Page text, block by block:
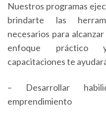
Nuestros programas
brindarte las
necesarios para
enfoque práctico
capacitaciones te
– Desarrollar
emprendimiento